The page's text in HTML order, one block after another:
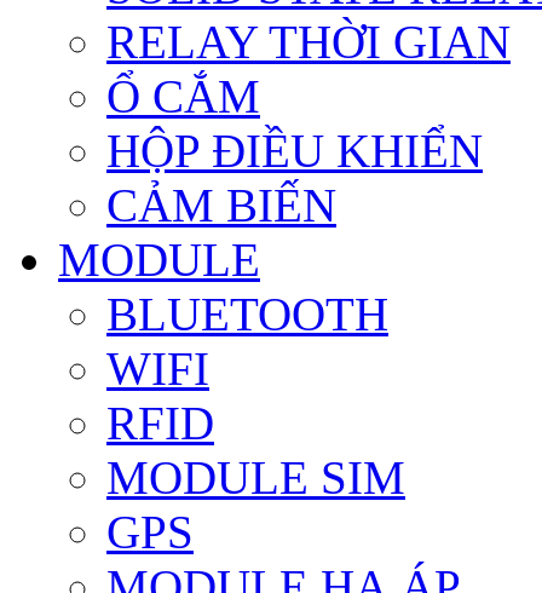
RELAY THỜI GIAN
Ổ CẮM
HỘP ĐIỀU KHIỂN
CẢM BIẾN
MODULE
BLUETOOTH
WIFI
RFID
MODULE SIM
GPS